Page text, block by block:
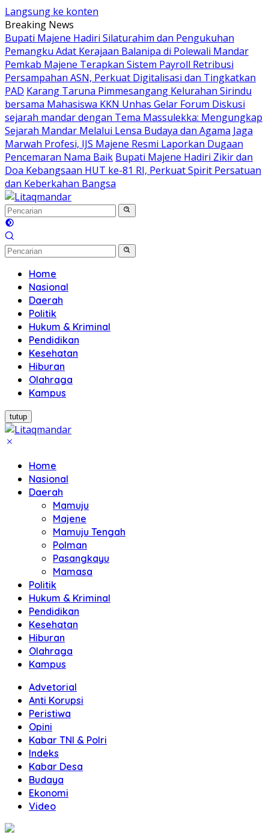
Langsung ke konten
Breaking News
Bupati Majene Hadiri Silaturahim dan Pengukuhan
Pemangku Adat Kerajaan Balanipa di Polewali Mandar
Pemkab Majene Terapkan Sistem Payroll Retribusi
Persampahan ASN, Perkuat Digitalisasi dan Tingkatkan
PAD Karang Taruna Pimmesangang Kelurahan Sirindu
bersama Mahasiswa KKN Unhas Gelar Forum Diskusi
sejarah mandar dengan Tema Massulekka: Mengungkap
Sejarah Mandar Melalui Lensa Budaya dan Agama Jaga
Marwah Profesi, IJS Majene Resmi Laporkan Dugaan
Pencemaran Nama Baik Bupati Majene Hadiri Zikir dan
Doa Kebangsaan HUT ke-81 RI, Perkuat Spirit Persatuan
dan Keberkahan Bangsa
Home
Nasional
Daerah
Politik
Hukum & Kriminal
Pendidikan
Kesehatan
Hiburan
Olahraga
Kampus
tutup
Home
Nasional
Daerah
Mamuju
Majene
Mamuju Tengah
Polman
Pasangkayu
Mamasa
Politik
Hukum & Kriminal
Pendidikan
Kesehatan
Hiburan
Olahraga
Kampus
Advetorial
Anti Korupsi
Peristiwa
Opini
Kabar TNI & Polri
Indeks
Kabar Desa
Budaya
Ekonomi
Video